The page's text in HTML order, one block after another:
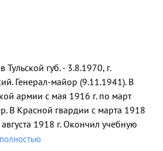
губ. - 3.8.1970, г.
Генерал-майор (9.11.1941). В
армии с мая 1916 г. по март
В Красной гвардии с марта 1918
1918 г. Окончил учебную